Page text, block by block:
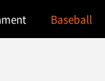
Baseball